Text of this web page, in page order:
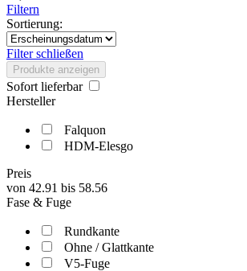
Filtern
Sortierung:
Filter schließen
Produkte anzeigen
Sofort lieferbar
Hersteller
Falquon
HDM-Elesgo
Preis
von 42.91 bis 58.56
Fase & Fuge
Rundkante
Ohne / Glattkante
V5-Fuge